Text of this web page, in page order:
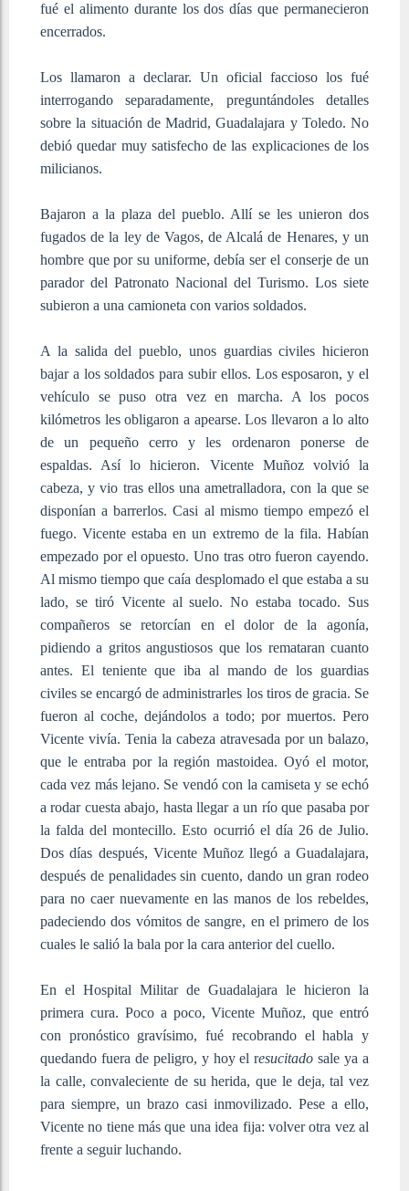
fué el alimento durante los dos días que permanecieron
encerrados.
Los llamaron a declarar. Un oficial faccioso los fué
interrogando separadamente, preguntándoles detalles
sobre la situación de Madrid, Guadalajara y Toledo. No
debió quedar muy satisfecho de las explicaciones de los
milicianos.
Bajaron a la plaza del pueblo. Allí se les unieron dos
fugados de la ley de Vagos, de Alcalá de Henares, y un
hombre que por su uniforme, debía ser el conserje de un
parador del Patronato Nacional del Turismo. Los siete
subieron a una camioneta con varios soldados.
A la salida del pueblo, unos guardias civiles hicieron
bajar a los soldados para subir ellos. Los esposaron, y el
vehículo se puso otra vez en marcha. A los pocos
kilómetros les obligaron a apearse. Los llevaron a lo alto
de un pequeño cerro y les ordenaron ponerse de
espaldas. Así lo hicieron. Vicente Muñoz volvió la
cabeza, y vio tras ellos una ametralladora, con la que se
disponían a barrerlos. Casi al mismo tiempo empezó el
fuego. Vicente estaba en un extremo de la fila. Habían
empezado por el opuesto. Uno tras otro fueron cayendo.
Al mismo tiempo que caía desplomado el que estaba a su
lado, se tiró Vicente al suelo. No estaba tocado. Sus
compañeros se retorcían en el dolor de la agonía,
pidiendo a gritos angustiosos que los remataran cuanto
antes. El teniente que iba al mando de los guardias
civiles se encargó de administrarles los tiros de gracia. Se
fueron al coche, dejándolos a todo; por muertos. Pero
Vicente vivía. Tenia la cabeza atravesada por un balazo,
que le entraba por la región mastoidea. Oyó el motor,
cada vez más lejano. Se vendó con la camiseta y se echó
a rodar cuesta abajo, hasta llegar a un río que pasaba por
la falda del montecillo. Esto ocurrió el día 26 de Julio.
Dos días después, Vicente Muñoz llegó a Guadalajara,
después de penalidades sin cuento, dando un gran rodeo
para no caer nuevamente en las manos de los rebeldes,
padeciendo dos vómitos de sangre, en el primero de los
cuales le salió la bala por la cara anterior del cuello.
En el Hospital Militar de Guadalajara le hicieron la
primera cura. Poco a poco, Vicente Muñoz, que entró
con pronóstico gravísimo, fué recobrando el habla y
quedando fuera de peligro, y hoy el resucitado sale ya a
la calle, convaleciente de su herida, que le deja, tal vez
para siempre, un brazo casi inmovilizado. Pese a ello,
Vicente no tiene más que una idea fija: volver otra vez al
frente a seguir luchando.